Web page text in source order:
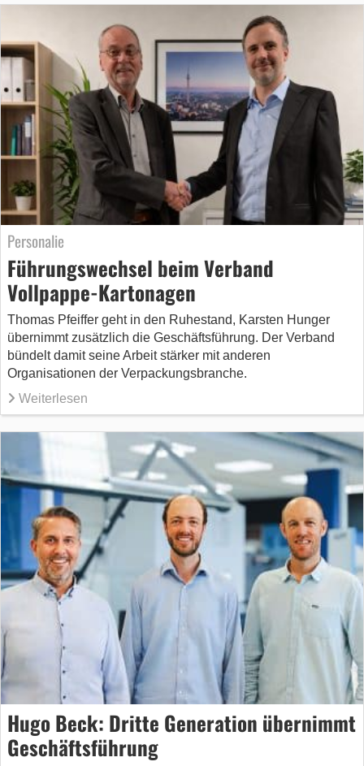
Personalie
Führungswechsel beim Verband
Vollpappe-Kartonagen
Thomas Pfeiffer geht in den Ruhestand, Karsten Hunger
übernimmt zusätzlich die Geschäftsführung. Der Verband
bündelt damit seine Arbeit stärker mit anderen
Organisationen der Verpackungsbranche.
Weiterlesen
Hugo Beck: Dritte Generation übernimmt
Geschäftsführung